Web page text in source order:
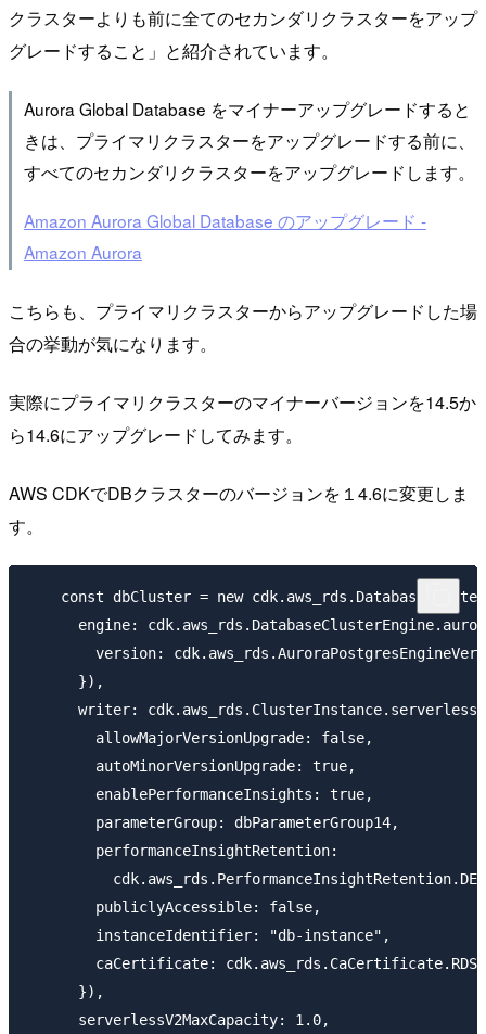
クラスターよりも前に全てのセカンダリクラスターをアップ
グレードすること」と紹介されています。
Aurora Global Database をマイナーアップグレードすると
きは、プライマリクラスターをアップグレードする前に、
すべてのセカンダリクラスターをアップグレードします。
Amazon Aurora Global Database のアップグレード -
Amazon Aurora
こちらも、プライマリクラスターからアップグレードした場
合の挙動が気になります。
実際にプライマリクラスターのマイナーバージョンを14.5か
ら14.6にアップグレードしてみます。
AWS CDKでDBクラスターのバージョンを１4.6に変更しま
す。
const dbCluster = new
engine:
version:
      }),
writer:
        allowMajorVersionUpgrade: false,
        autoMinorVersionUpgrade: true,
        enablePerformanceInsights: true,
        parameterGroup: dbParameterGroup14,
        performanceInsightRetention:
        publiclyAccessible: false,
        instanceIdentifier: "db-instance",
caCertificate:
      }),
      serverlessV2MaxCapacity: 1.0,